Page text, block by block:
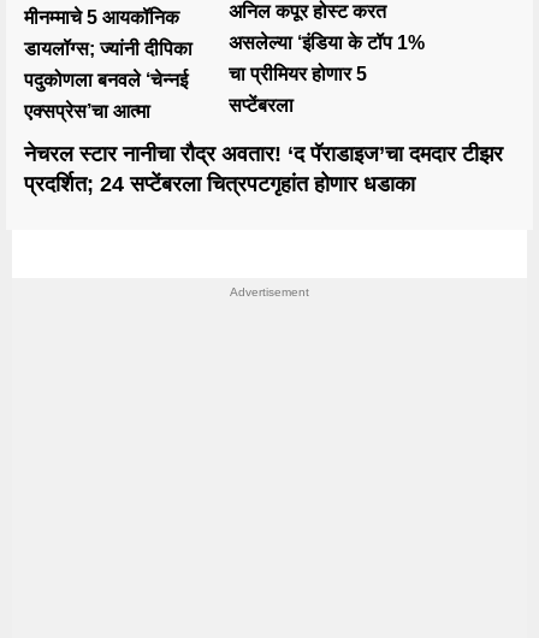
मीनम्माचे 5 आयकॉनिक
डायलॉग्स; ज्यांनी दीपिका
पदुकोणला बनवले ‘चेन्नई
एक्सप्रेस’चा आत्मा
अनिल कपूर होस्ट करत
असलेल्या ‘इंडिया के टॉप 1%
चा प्रीमियर होणार 5
सप्टेंबरला
नेचरल स्टार नानीचा रौद्र अवतार! ‘द पॅराडाइज’चा दमदार टीझर
प्रदर्शित; 24 सप्टेंबरला चित्रपटगृहांत होणार धडाका